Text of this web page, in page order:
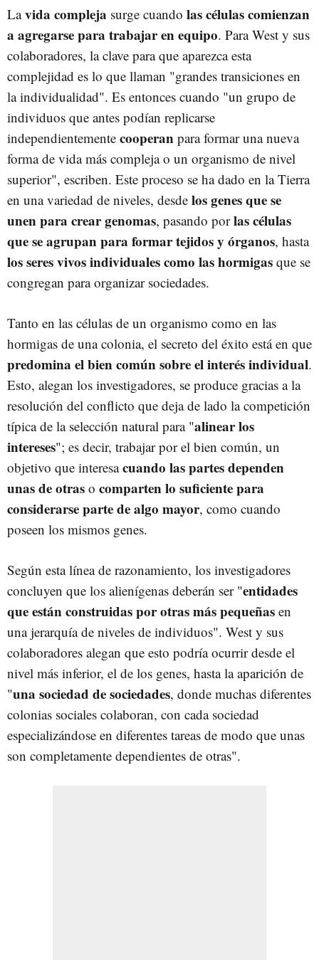
Lavida compleja surge cuando las células comienzan
a agregarse para trabajar en equipo. Para West y sus
colaboradores, la clave para que aparezca esta
complejidad es lo que llaman "grandes transiciones en
la individualidad". Es entonces cuando "un grupo de
individuos que antes podían replicarse
independientemente cooperan para formar una nueva
forma de vida más compleja o un organismo de nivel
superior", escriben. Este proceso se ha dado en la Tierra
en una variedad de niveles, desde los genes que se
unen para crear genomas, pasando porlas células
que se agrupan para formar tejidos y órganos, hasta
los seres vivos individuales como las hormigas que se
congregan para organizar sociedades.
Tanto en las células de un organismo como en las
hormigas de una colonia, el secreto del éxito está en que
predomina el bien común sobre el interés individual.
Esto, alegan los investigadores, se produce gracias a la
resolución del conflicto que deja de lado la competición
típica de la selección natural para "alinear los
intereses"; es decir, trabajar por el bien común, un
objetivo que interesacuando las partes dependen
unas de otras o comparten lo suficiente para
considerarse parte de algo mayor, como cuando
poseen los mismos genes.
Según esta línea de razonamiento, los investigadores
concluyen que los alienígenas deberán ser "entidades
que están construidas por otras más pequeñas en
una jerarquía de niveles de individuos". West y sus
colaboradores alegan que esto podría ocurrir desde el
nivel más inferior, el de los genes, hasta la aparición de
"una sociedad de sociedades, donde muchas diferentes
colonias sociales colaboran, con cada sociedad
especializándose en diferentes tareas de modo que unas
son completamente dependientes de otras".